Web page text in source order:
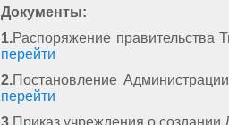
Документы:
1.Распоряжение правительства
перейти
2.Постановление
перейти
3.Приказ учреждения о создании